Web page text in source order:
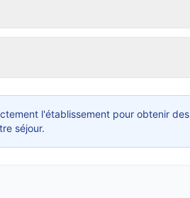
l'établissement pour obtenir des
séjour.